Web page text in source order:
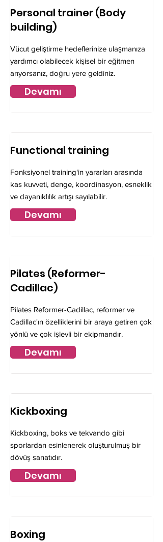
Personal trainer (Body
building)
Vücut geliştirme hedeflerinize ulaşmanıza
yardımcı olabilecek kişisel bir eğitmen
arıyorsanız, doğru yere geldiniz.
Devamı
Functional training
Fonksiyonel training'in yararları arasında
kas kuvveti, denge, koordinasyon, esneklik
ve dayanıklılık artışı sayılabilir.
Devamı
Pilates (Reformer-
Cadillac)
Pilates Reformer-Cadillac, reformer ve
Cadillac'ın özelliklerini bir araya getiren çok
yönlü ve çok işlevli bir ekipmandır.
Devamı
Kickboxing
Kickboxing, boks ve tekvando gibi
sporlardan esinlenerek oluşturulmuş bir
dövüş sanatıdır.
Devamı
Boxing